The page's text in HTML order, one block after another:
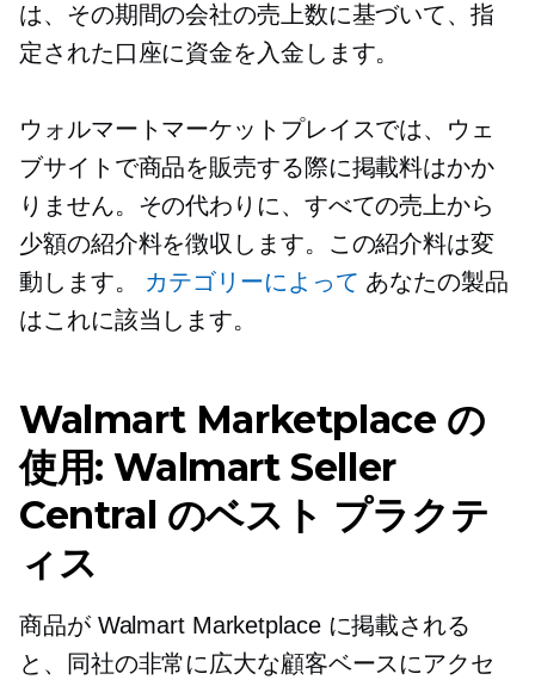
は、その期間の会社の売上数に基づいて、指
定された口座に資金を入金します。
ウォルマートマーケットプレイスでは、ウェ
ブサイトで商品を販売する際に掲載料はかか
りません。その代わりに、すべての売上から
少額の紹介料を徴収します。この紹介料は変
動します。 カテゴリーによって あなたの製品
はこれに該当します。
Walmart Marketplace の
使用: Walmart Seller
Central のベスト プラクテ
ィス
商品が Walmart Marketplace に掲載される
と、同社の非常に広大な顧客ベースにアクセ